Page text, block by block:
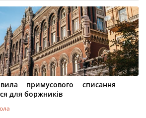
примусового списання
для боржників